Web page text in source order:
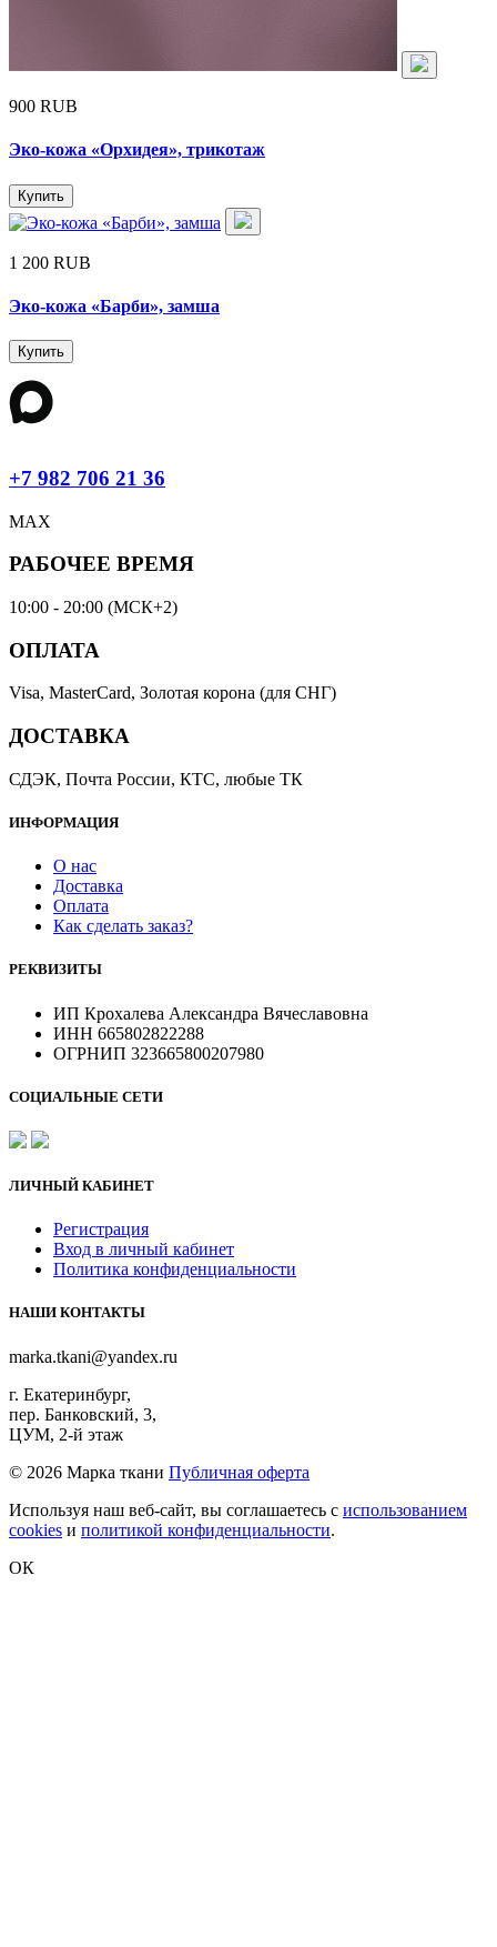
900 RUB
Эко-кожа «Орхидея», трикотаж
Купить
1 200 RUB
Эко-кожа «Барби», замша
Купить
+7 982 706 21 36
MAX
РАБОЧЕЕ ВРЕМЯ
10:00 - 20:00 (МСК+2)
ОПЛАТА
Visa, MasterCard, Золотая корона (для СНГ)
ДОСТАВКА
СДЭК, Почта России, КТС, любые ТК
ИНФОРМАЦИЯ
О нас
Доставка
Оплата
Как сделать заказ?
РЕКВИЗИТЫ
ИП Крохалева Александра Вячеславовна
ИНН 665802822288
ОГРНИП 323665800207980
СОЦИАЛЬНЫЕ СЕТИ
ЛИЧНЫЙ КАБИНЕТ
Регистрация
Вход в личный кабинет
Политика конфиденциальности
НАШИ КОНТАКТЫ
marka.tkani@yandex.ru
г. Екатеринбург,
пер. Банковский, 3,
ЦУМ, 2-й этаж
© 2026 Марка ткани Публичная оферта
Используя наш веб-сайт, вы соглашаетесь с использованием
cookies и политикой конфиденциальности.
ОК